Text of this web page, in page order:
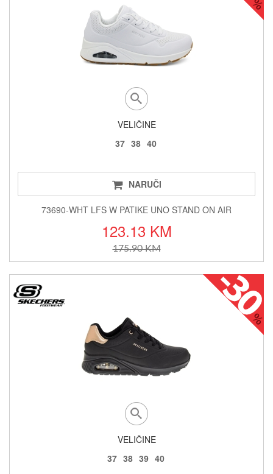
VELIČINE
37 38 40
NARUČI
73690-WHT LFS W PATIKE UNO STAND ON AIR
123.13 KM
175.90 KM
VELIČINE
37 38 39 40